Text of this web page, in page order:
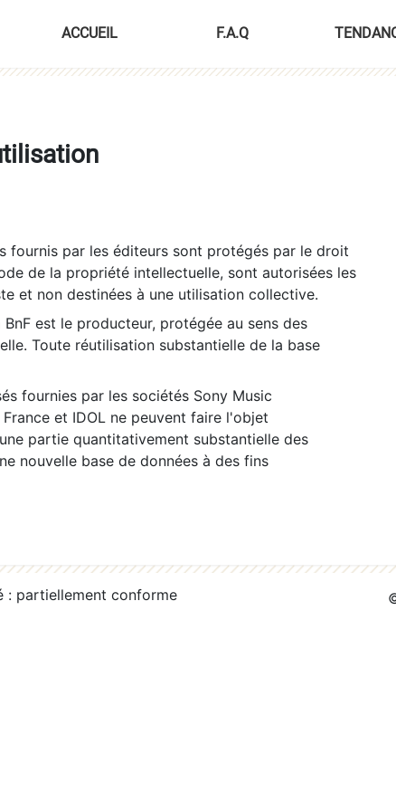
ACCUEIL F.A.Q
fournis par les éditeurs sont protégés par le droit
de la propriété intellectuelle, sont autorisées les
et non destinées à une utilisation collective.
est le producteur, protégée au sens des
Toute réutilisation substantielle de la base
fournies par les sociétés Sony Music
et IDOL ne peuvent faire l'objet
partie quantitativement substantielle des
nouvelle base de données à des fins
: partiellement conforme